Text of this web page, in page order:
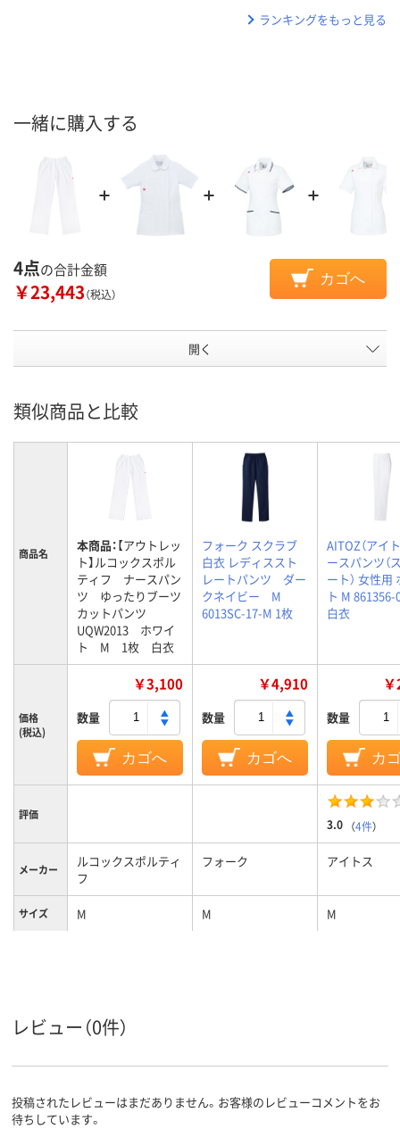
ランキングをもっと見る
一緒に購入する
4点の合計金額
￥23,443（税込）
カゴへ
開く
類似商品と比較
商品名 本商品：【アウトレッ
ト】ルコックスポル
ティフ ナースパン
ツ ゆったりブーツ
カットパンツ
UQW2013 ホワイ
ト M 1枚 白衣
フォーク スクラブ
白衣 レディススト
レートパンツ ダー
クネイビー M
6013SC-17-M 1枚
AITOZ（アイ
ースパンツ（
ート） 女性用
ト M
白衣
価格
(税込)
￥3,100
数量
カゴへ
￥4,910
数量
カゴへ
数量
カ
評価
3.0 （4件）
メーカー
ルコックスポルティ
フ
フォーク アイトス
サイズ M M M
レビュー（0件）
投稿されたレビューはまだありません。お客様のレビューコメントをお
待ちしています。